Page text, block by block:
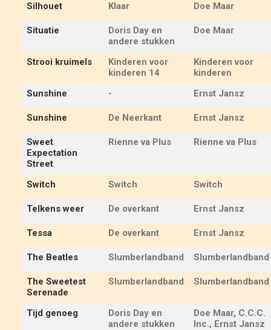
Silhouet Klaar Doe Maar
Situatie
Doris Day en
andere stukken
Doe Maar
Strooi kruimels
Kinderen voor
kinderen 14
Kinderen voor
kinderen
Sunshine
- Ernst Jansz
Sunshine De Neerkant Ernst Jansz
Sweet
Expectation
Street
Rienne va Plus Rienne va Plus
Switch Switch Switch
Telkens weer De overkant Ernst Jansz
Tessa De overkant Ernst Jansz
The Beatles Slumberlandband Slumberlandband
The Sweetest
Serenade
Slumberlandband Slumberlandband
Tijd genoeg
Doris Day en
andere stukken
Doe Maar, C.C.C.
Inc., Ernst Jansz